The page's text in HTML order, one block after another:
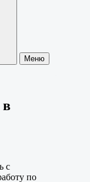
Меню
в
с
по